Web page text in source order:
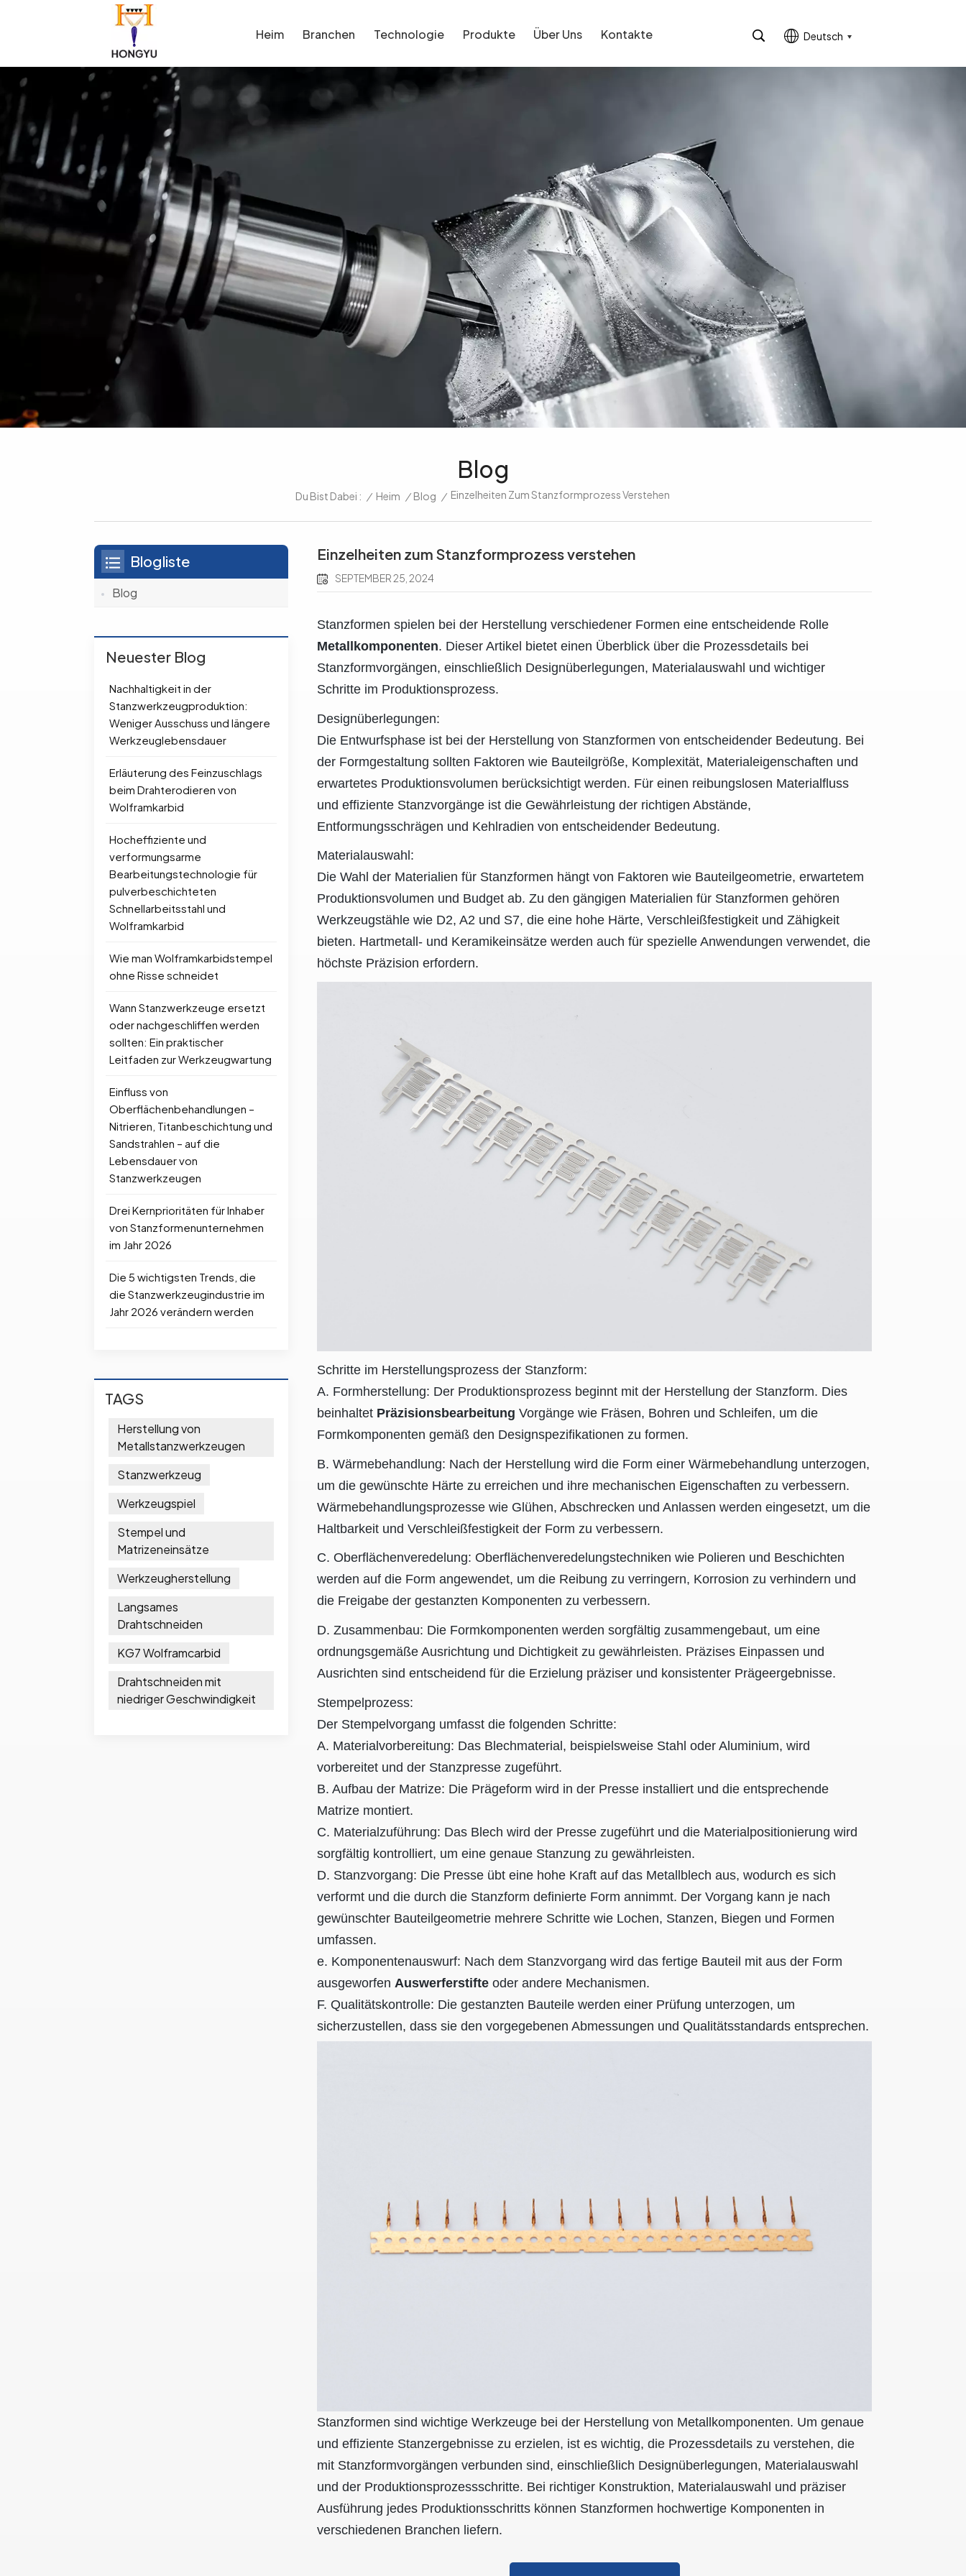
Heim Branchen Technologie Produkte Über Uns Kontakte Deutsch
Blog
Du Bist Dabei : / Heim / Blog / Einzelheiten Zum Stanzformprozess Verstehen
Einzelheiten zum Stanzformprozess verstehen
SEPTEMBER 25, 2024
Stanzformen spielen bei der Herstellung verschiedener Formen eine entscheidende Rolle
Metallkomponenten. Dieser Artikel bietet einen Überblick über die Prozessdetails bei
Stanzformvorgängen, einschließlich Designüberlegungen, Materialauswahl und wichtiger
Schritte im Produktionsprozess.
Designüberlegungen:
Die Entwurfsphase ist bei der Herstellung von Stanzformen von entscheidender Bedeutung. Bei
der Formgestaltung sollten Faktoren wie Bauteilgröße, Komplexität, Materialeigenschaften und
erwartetes Produktionsvolumen berücksichtigt werden. Für einen reibungslosen Materialfluss
und effiziente Stanzvorgänge ist die Gewährleistung der richtigen Abstände,
Entformungsschrägen und Kehlradien von entscheidender Bedeutung.
Materialauswahl:
Die Wahl der Materialien für Stanzformen hängt von Faktoren wie Bauteilgeometrie, erwartetem
Produktionsvolumen und Budget ab. Zu den gängigen Materialien für Stanzformen gehören
Werkzeugstähle wie D2, A2 und S7, die eine hohe Härte, Verschleißfestigkeit und Zähigkeit
bieten. Hartmetall- und Keramikeinsätze werden auch für spezielle Anwendungen verwendet, die
höchste Präzision erfordern.
Schritte im Herstellungsprozess der Stanzform:
A. Formherstellung: Der Produktionsprozess beginnt mit der Herstellung der Stanzform. Dies
beinhaltet Präzisionsbearbeitung Vorgänge wie Fräsen, Bohren und Schleifen, um die
Formkomponenten gemäß den Designspezifikationen zu formen.
B. Wärmebehandlung: Nach der Herstellung wird die Form einer Wärmebehandlung unterzogen,
um die gewünschte Härte zu erreichen und ihre mechanischen Eigenschaften zu verbessern.
Wärmebehandlungsprozesse wie Glühen, Abschrecken und Anlassen werden eingesetzt, um die
Haltbarkeit und Verschleißfestigkeit der Form zu verbessern.
C. Oberflächenveredelung: Oberflächenveredelungstechniken wie Polieren und Beschichten
werden auf die Form angewendet, um die Reibung zu verringern, Korrosion zu verhindern und
die Freigabe der gestanzten Komponenten zu verbessern.
D. Zusammenbau: Die Formkomponenten werden sorgfältig zusammengebaut, um eine
ordnungsgemäße Ausrichtung und Dichtigkeit zu gewährleisten. Präzises Einpassen und
Ausrichten sind entscheidend für die Erzielung präziser und konsistenter Prägeergebnisse.
Stempelprozess:
Der Stempelvorgang umfasst die folgenden Schritte:
A. Materialvorbereitung: Das Blechmaterial, beispielsweise Stahl oder Aluminium, wird
vorbereitet und der Stanzpresse zugeführt.
B. Aufbau der Matrize: Die Prägeform wird in der Presse installiert und die entsprechende
Matrize montiert.
C. Materialzuführung: Das Blech wird der Presse zugeführt und die Materialpositionierung wird
sorgfältig kontrolliert, um eine genaue Stanzung zu gewährleisten.
D. Stanzvorgang: Die Presse übt eine hohe Kraft auf das Metallblech aus, wodurch es sich
verformt und die durch die Stanzform definierte Form annimmt. Der Vorgang kann je nach
gewünschter Bauteilgeometrie mehrere Schritte wie Lochen, Stanzen, Biegen und Formen
umfassen.
e. Komponentenauswurf: Nach dem Stanzvorgang wird das fertige Bauteil mit aus der Form
ausgeworfen Auswerferstifte oder andere Mechanismen.
F. Qualitätskontrolle: Die gestanzten Bauteile werden einer Prüfung unterzogen, um
sicherzustellen, dass sie den vorgegebenen Abmessungen und Qualitätsstandards entsprechen.
Stanzformen sind wichtige Werkzeuge bei der Herstellung von Metallkomponenten. Um genaue
und effiziente Stanzergebnisse zu erzielen, ist es wichtig, die Prozessdetails zu verstehen, die
mit Stanzformvorgängen verbunden sind, einschließlich Designüberlegungen, Materialauswahl
und der Produktionsprozessschritte. Bei richtiger Konstruktion, Materialauswahl und präziser
Ausführung jedes Produktionsschritts können Stanzformen hochwertige Komponenten in
verschiedenen Branchen liefern.
Blogliste
Blog
Neuester Blog
Nachhaltigkeit in der
Stanzwerkzeugproduktion:
Weniger Ausschuss und längere
Werkzeuglebensdauer
Erläuterung des Feinzuschlags
beim Drahterodieren von
Wolframkarbid
Hocheffiziente und
verformungsarme
Bearbeitungstechnologie für
pulverbeschichteten
Schnellarbeitsstahl und
Wolframkarbid
Wie man Wolframkarbidstempel
ohne Risse schneidet
Wann Stanzwerkzeuge ersetzt
oder nachgeschliffen werden
sollten: Ein praktischer
Leitfaden zur Werkzeugwartung
Einfluss von
Oberflächenbehandlungen –
Nitrieren, Titanbeschichtung und
Sandstrahlen – auf die
Lebensdauer von
Stanzwerkzeugen
Drei Kernprioritäten für Inhaber
von Stanzformenunternehmen
im Jahr 2026
Die 5 wichtigsten Trends, die
die Stanzwerkzeugindustrie im
Jahr 2026 verändern werden
TAGS
Herstellung von
Metallstanzwerkzeugen
Stanzwerkzeug
Werkzeugspiel
Stempel und
Matrizeneinsätze
Werkzeugherstellung
Langsames
Drahtschneiden
KG7 Wolframcarbid
Drahtschneiden mit
niedriger Geschwindigkeit